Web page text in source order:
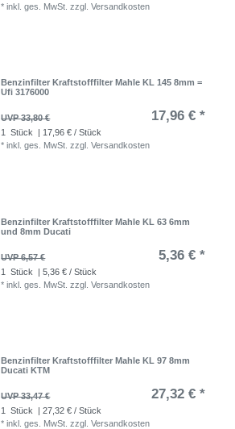
*inkl. ges. MwSt. zzgl.Versandkosten
Benzinfilter Kraftstofffilter Mahle KL 145 8mm =
Ufi 3176000
UVP 33,80 € 17,96 € *
1 Stück
| 17,96 € / Stück
*inkl. ges. MwSt. zzgl.Versandkosten
Benzinfilter Kraftstofffilter Mahle KL 63 6mm
und 8mm Ducati
UVP 6,57 € 5,36 € *
1 Stück
| 5,36 € / Stück
*inkl. ges. MwSt. zzgl.Versandkosten
Benzinfilter Kraftstofffilter Mahle KL 97 8mm
Ducati KTM
UVP 33,47 € 27,32 € *
1 Stück
| 27,32 € / Stück
*inkl. ges. MwSt. zzgl.Versandkosten